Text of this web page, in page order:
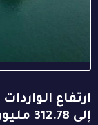
إلى 312.78 مليون في يونيو